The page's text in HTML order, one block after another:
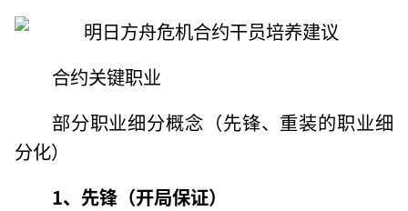
合约关键职业
部分职业细分概念（先锋、重装的职业细
分化）
1、先锋（开局保证）